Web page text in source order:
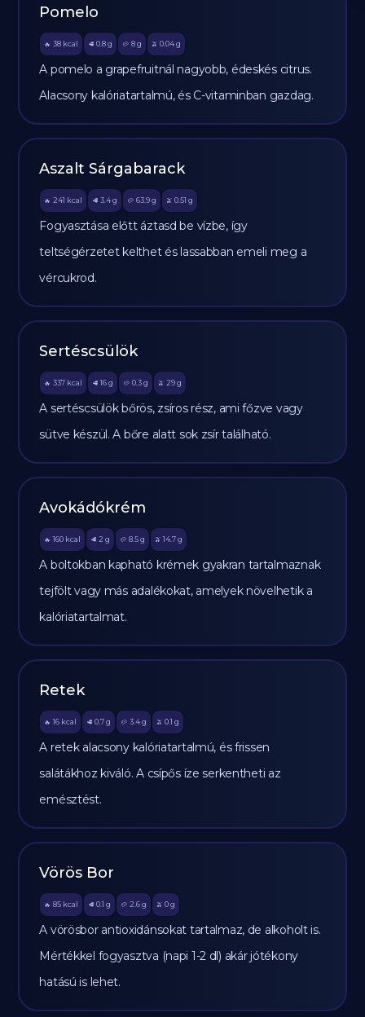
Pomelo
🔥 38 kcal 🥩 0.8 g 🥔 8g 🫒 0.04 g
A pomelo a grapefruitnál nagyobb, édeskés citrus.
Alacsony kalóriatartalmú, és C-vitaminban gazdag.
Aszalt Sárgabarack
🔥 241 kcal 🥩 3.4 g 🥔 63.9g 🫒 0.51 g
Fogyasztása előtt áztasd be vízbe, így
teltségérzetet kelthet és lassabban emeli meg a
vércukrod.
Sertéscsülök
🔥 337 kcal 🥩 16 g 🥔 0.3g 🫒 29 g
A sertéscsülök bőrös, zsíros rész, ami főzve vagy
sütve készül. A bőre alatt sok zsír található.
Avokádókrém
🔥 160 kcal 🥩 2 g 🥔 8.5g 🫒 14.7 g
A boltokban kapható krémek gyakran tartalmaznak
tejfölt vagy más adalékokat, amelyek növelhetik a
kalóriatartalmat.
Retek
🔥 16 kcal 🥩 0.7 g 🥔 3.4g 🫒 0.1 g
A retek alacsony kalóriatartalmú, és frissen
salátákhoz kiváló. A csípős íze serkentheti az
emésztést.
Vörös Bor
🔥 85 kcal 🥩 0.1 g 🥔 2.6g 🫒 0 g
A vörösbor antioxidánsokat tartalmaz, de alkoholt is.
Mértékkel fogyasztva (napi 1-2 dl) akár jótékony
hatású is lehet.